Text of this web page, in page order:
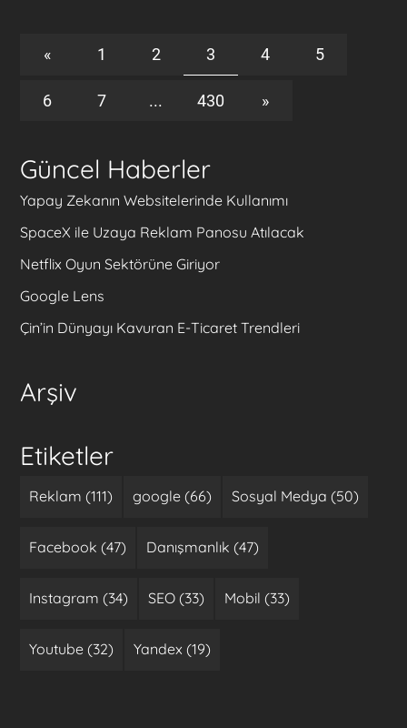
« 1 2 3 4 5
6 7 ... 430 »
Güncel Haberler
Yapay Zekanın Websitelerinde Kullanımı
SpaceX ile Uzaya Reklam Panosu Atılacak
Netflix Oyun Sektörüne Giriyor
Google Lens
Çin’in Dünyayı Kavuran E-Ticaret Trendleri
Arşiv
Etiketler
Reklam (111) google (66) Sosyal Medya (50)
Facebook (47) Danışmanlık (47)
Instagram (34) SEO (33) Mobil (33)
Youtube (32) Yandex (19)